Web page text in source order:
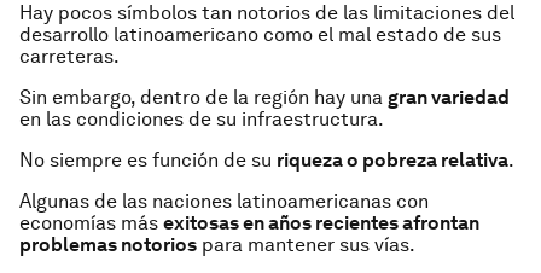
Hay pocos símbolos tan notorios de las limitaciones del
desarrollo latinoamericano como el mal estado de sus
carreteras.
Sin embargo, dentro de la región hay una gran variedad
en las condiciones de su infraestructura.
No siempre es función de su riqueza o pobreza relativa.
Algunas de las naciones latinoamericanas con
economías más exitosas en años recientes afrontan
problemas notorios para mantener sus vías.